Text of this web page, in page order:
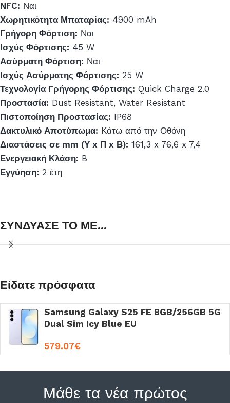
NFC: Ναι
Χωρητικότητα Μπαταρίας: 4900 mAh
Γρήγορη Φόρτιση: Ναι
Ισχύς Φόρτισης: 45 W
Ασύρματη Φόρτιση: Ναι
Ισχύς Ασύρματης Φόρτισης: 25 W
Τεχνολογία Γρήγορης Φόρτισης: Quick Charge 2.0
Προστασία: Dust Resistant, Water Resistant
Πιστοποίηση Προστασίας: IP68
Δακτυλικό Αποτύπωμα: Κάτω από την Οθόνη
Διαστάσεις σε mm (Υ x Π x Β): 161,3 x 76,6 x 7,4
Ενεργειακή Κλάση: B
Εγγύηση: 2 έτη
ΣΥΝΔΥΑΣΕ ΤΟ ΜΕ...
Είδατε πρόσφατα
Samsung Galaxy S25 FE 8GB/256GB 5G
Dual Sim Icy Blue EU
579.07€
Μάθε τα νέα πρώτος